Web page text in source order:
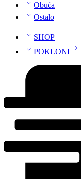
Obuća
Ostalo
SHOP
POKLONI